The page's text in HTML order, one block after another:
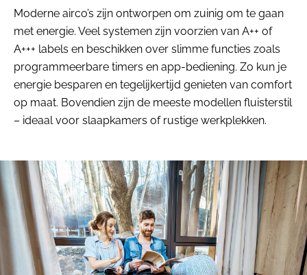
Moderne airco’s zijn ontworpen om zuinig om te gaan
met energie. Veel systemen zijn voorzien van A++ of
A+++ labels en beschikken over slimme functies zoals
programmeerbare timers en app-bediening. Zo kun je
energie besparen en tegelijkertijd genieten van comfort
op maat. Bovendien zijn de meeste modellen fluisterstil
– ideaal voor slaapkamers of rustige werkplekken.